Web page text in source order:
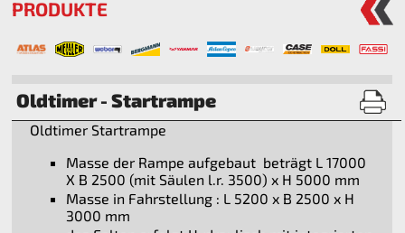
PRODUKTE
Oldtimer - Startrampe
Oldtimer Startrampe
Masse der Rampe aufgebaut beträgt L 17000
X B 2500 (mit Säulen l.r. 3500) x H 5000 mm
Masse in Fahrstellung : L 5200 x B 2500 x H
3000 mm